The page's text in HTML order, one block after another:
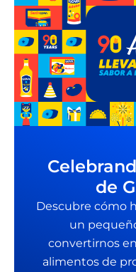
de
Descubre cómo
un
convertirnos
alimentos de